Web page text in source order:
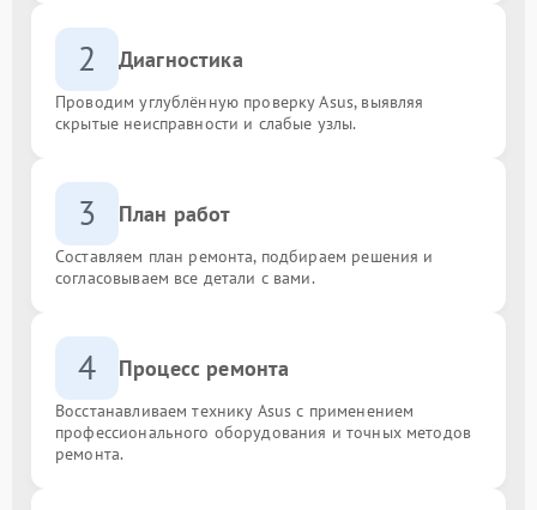
2 Диагностика
Проводим углублённую проверку Asus, выявляя
скрытые неисправности и слабые узлы.
3 План работ
Составляем план ремонта, подбираем решения и
согласовываем все детали с вами.
4 Процесс ремонта
Восстанавливаем технику Asus с применением
профессионального оборудования и точных методов
ремонта.